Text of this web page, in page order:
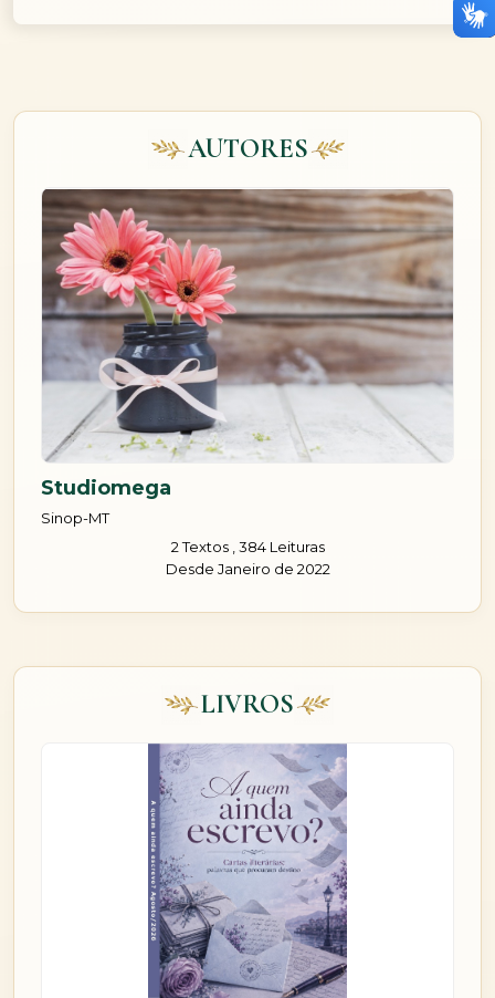
AUTORES
Studiomega
Sinop-MT
2 Textos , 384 Leituras
Desde Janeiro de 2022
LIVROS